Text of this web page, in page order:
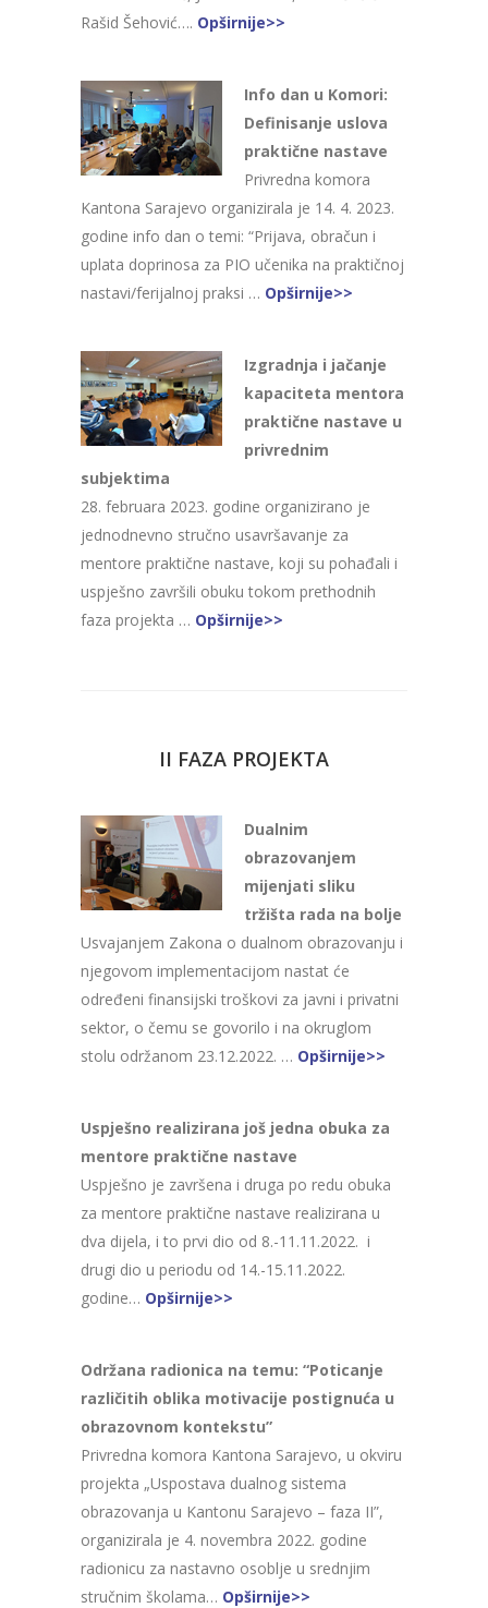
Rašid Šehović…. Opširnije>>
Info dan u Komori:
Definisanje uslova
praktične nastave
Privredna komora
Kantona Sarajevo organizirala je 14. 4. 2023.
godine info dan o temi: “Prijava, obračun i
uplata doprinosa za PIO učenika na praktičnoj
nastavi/ferijalnoj praksi … Opširnije>>
Izgradnja i jačanje
kapaciteta mentora
praktične nastave u
privrednim
subjektima
28. februara 2023. godine organizirano je
jednodnevno stručno usavršavanje za
mentore praktične nastave, koji su pohađali i
uspješno završili obuku tokom prethodnih
faza projekta … Opširnije>>
II FAZA PROJEKTA
Dualnim
obrazovanjem
mijenjati sliku
tržišta rada na bolje
Usvajanjem Zakona o dualnom obrazovanju i
njegovom implementacijom nastat će
određeni finansijski troškovi za javni i privatni
sektor, o čemu se govorilo i na okruglom
stolu održanom 23.12.2022. … Opširnije>>
Uspješno realizirana još jedna obuka za
mentore praktične nastave
Uspješno je završena i druga po redu obuka
za mentore praktične nastave realizirana u
dva dijela, i to prvi dio od 8.-11.11.2022. i
drugi dio u periodu od 14.-15.11.2022.
godine… Opširnije>>
Održana radionica na temu: “Poticanje
različitih oblika motivacije postignuća u
obrazovnom kontekstu”
Privredna komora Kantona Sarajevo, u okviru
projekta „Uspostava dualnog sistema
obrazovanja u Kantonu Sarajevo – faza II”,
organizirala je 4. novembra 2022. godine
radionicu za nastavno osoblje u srednjim
stručnim školama… Opširnije>>